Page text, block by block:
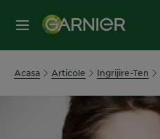
MENIU
Acasa Articole Ingrijire-Ten